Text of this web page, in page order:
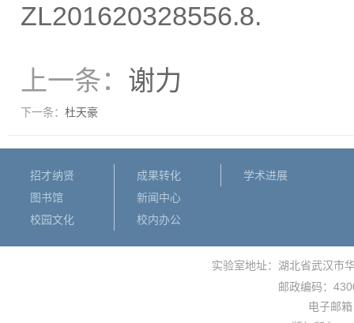
ZL201620328556.8.
上一条： 谢力
下一条： 杜天豪
招才纳贤
图书馆
校园文化
成果转化
新闻中心
校内办公
学术进展
实验室地址：湖北省武汉市
邮政编码：
电子邮